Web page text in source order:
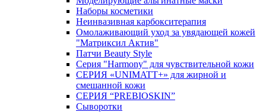
Наборы косметики
Неинвазивная карбокситерапия
Омолаживающий уход за увядающей кожей
"Матриксил Актив"
Патчи Beauty Style
Серия "Harmony" для чувствительной кожи
СЕРИЯ «UNIMATT+» для жирной и
смешанной кожи
СЕРИЯ “PREBIOSKIN”
Сыворотки